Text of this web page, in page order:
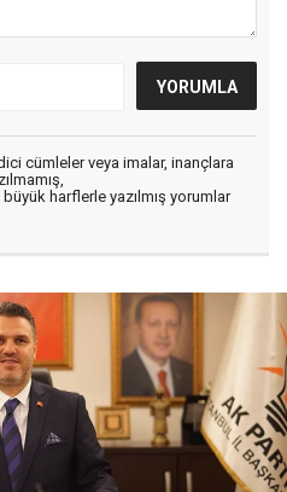
cümleler veya imalar, inançlara
harflerle yazılmış yorumlar